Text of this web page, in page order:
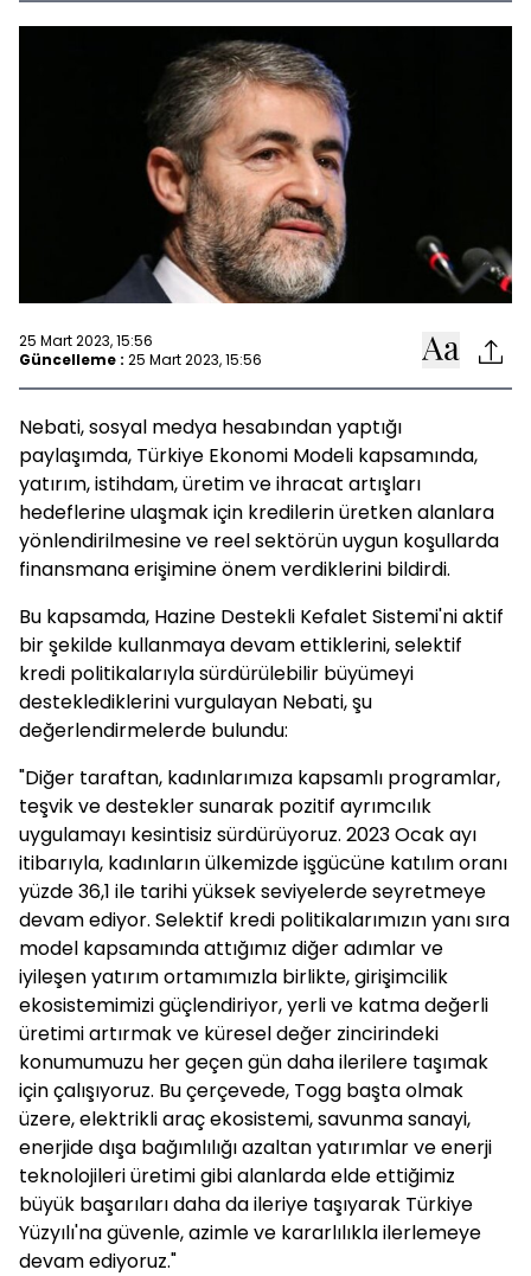
25 Mart 2023, 15:56
Güncelleme : 25 Mart 2023, 15:56
Nebati, sosyal medya hesabından yaptığı
paylaşımda, Türkiye Ekonomi Modeli kapsamında,
yatırım, istihdam, üretim ve ihracat artışları
hedeflerine ulaşmak için kredilerin üretken alanlara
yönlendirilmesine ve reel sektörün uygun koşullarda
finansmana erişimine önem verdiklerini bildirdi.
Bu kapsamda, Hazine Destekli Kefalet Sistemi'ni aktif
bir şekilde kullanmaya devam ettiklerini, selektif
kredi politikalarıyla sürdürülebilir büyümeyi
desteklediklerini vurgulayan Nebati, şu
değerlendirmelerde bulundu:
"Diğer taraftan, kadınlarımıza kapsamlı programlar,
teşvik ve destekler sunarak pozitif ayrımcılık
uygulamayı kesintisiz sürdürüyoruz. 2023 Ocak ayı
itibarıyla, kadınların ülkemizde işgücüne katılım oranı
yüzde 36,1 ile tarihi yüksek seviyelerde seyretmeye
devam ediyor. Selektif kredi politikalarımızın yanı sıra
model kapsamında attığımız diğer adımlar ve
iyileşen yatırım ortamımızla birlikte, girişimcilik
ekosistemimizi güçlendiriyor, yerli ve katma değerli
üretimi artırmak ve küresel değer zincirindeki
konumumuzu her geçen gün daha ilerilere taşımak
için çalışıyoruz. Bu çerçevede, Togg başta olmak
üzere, elektrikli araç ekosistemi, savunma sanayi,
enerjide dışa bağımlılığı azaltan yatırımlar ve enerji
teknolojileri üretimi gibi alanlarda elde ettiğimiz
büyük başarıları daha da ileriye taşıyarak Türkiye
Yüzyılı'na güvenle, azimle ve kararlılıkla ilerlemeye
devam ediyoruz."